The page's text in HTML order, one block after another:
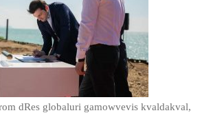
dRes globaluri gamowvevis kvaldakval,